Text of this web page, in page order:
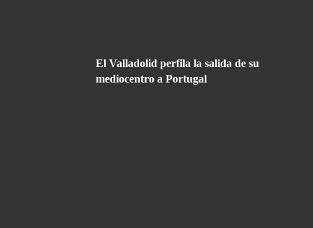
El Valladolid perfila la salida de su
mediocentro a Portugal